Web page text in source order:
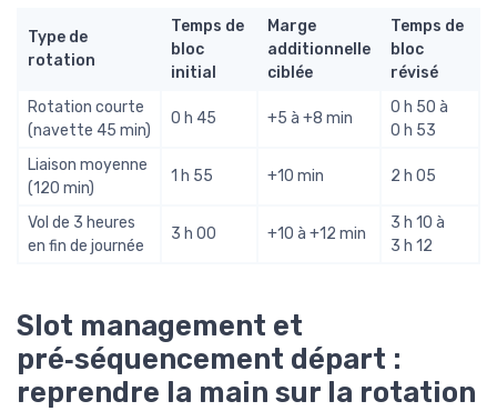
Type de
rotation
Temps de
bloc
initial
Marge
additionnelle
ciblée
Temps de
bloc
révisé
Rotation courte
(navette 45 min)
0 h 45 +5 à +8 min
0 h 50 à
0 h 53
Liaison moyenne
(120 min)
1 h 55 +10 min 2 h 05
Vol de 3 heures
en fin de journée
3 h 00 +10 à +12 min
3 h 10 à
3 h 12
Slot management et
pré‑séquencement départ :
reprendre la main sur la rotation